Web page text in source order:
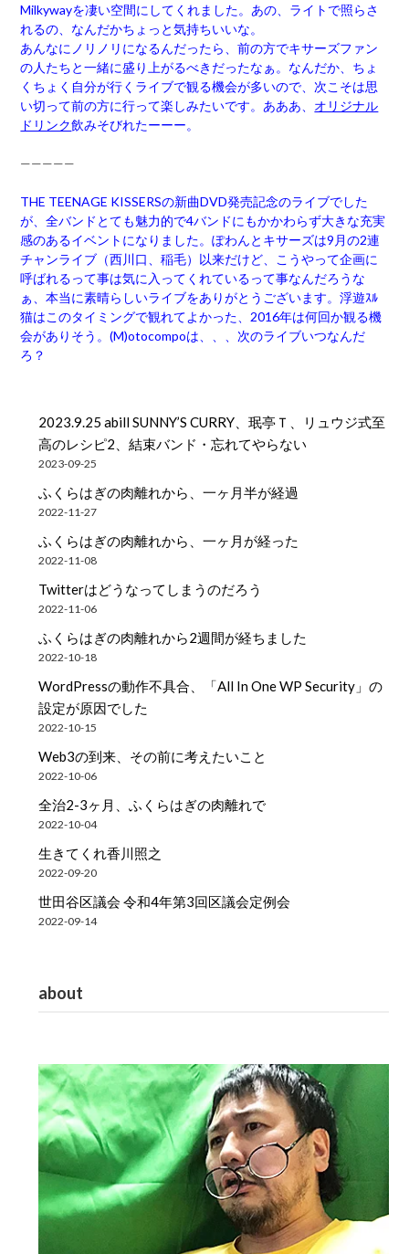
Milkywayを凄い空間にしてくれました。あの、ライトで照らさ
れるの、なんだかちょっと気持ちいいな。
あんなにノリノリになるんだったら、前の方でキサーズファン
の人たちと一緒に盛り上がるべきだったなぁ。なんだか、ちょ
くちょく自分が行くライブで観る機会が多いので、次こそは思
い切って前の方に行って楽しみたいです。あああ、 オリジナル
ドリンク飲みそびれたーーー。
—————
THE TEENAGE KISSERSの新曲DVD発売記念のライブでした
が、全バンドとても魅力的で4バンドにもかかわらず大きな充実
感のあるイベントになりました。ぽわんとキサーズは9月の2連
チャンライブ（西川口、稲毛）以来だけど、こうやって企画に
呼ばれるって事は気に入ってくれているって事なんだろうな
ぁ、本当に素晴らしいライブをありがとうございます。浮遊ｽﾙ
猫はこのタイミングで観れてよかった、2016年は何回か観る機
会がありそう。(M)otocompoは、、、次のライブいつなんだ
ろ？
2023.9.25 abill SUNNY’S CURRY、珉亭Ｔ、リュウジ式至
高のレシピ2、結束バンド・忘れてやらない
2023-09-25
ふくらはぎの肉離れから、一ヶ月半が経過
2022-11-27
ふくらはぎの肉離れから、一ヶ月が経った
2022-11-08
Twitterはどうなってしまうのだろう
2022-11-06
ふくらはぎの肉離れから2週間が経ちました
2022-10-18
WordPressの動作不具合、「All In One WP Security」の
設定が原因でした
2022-10-15
Web3の到来、その前に考えたいこと
2022-10-06
全治2-3ヶ月、ふくらはぎの肉離れで
2022-10-04
生きてくれ香川照之
2022-09-20
世田谷区議会 令和4年第3回区議会定例会
2022-09-14
about